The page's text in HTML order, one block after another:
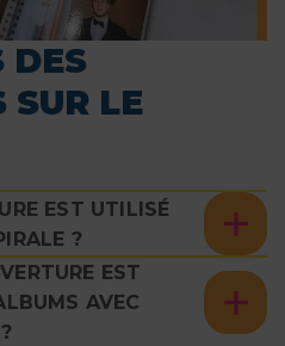
DES
SUR LE
EST UTILISÉ
?
EST
AVEC